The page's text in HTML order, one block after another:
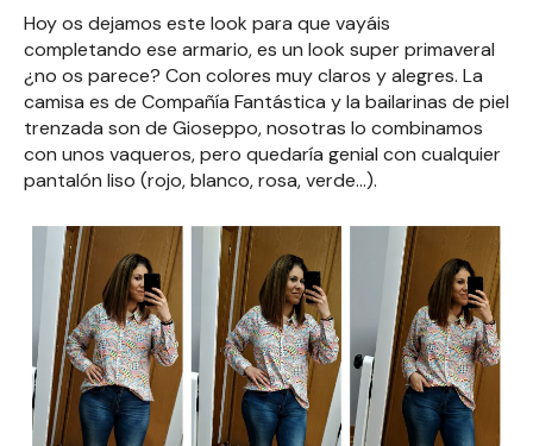
Hoy os dejamos este look para que vayáis
completando ese armario, es un look super primaveral
¿no os parece? Con colores muy claros y alegres. La
camisa es de Compañía Fantástica y la bailarinas de piel
trenzada son de Gioseppo, nosotras lo combinamos
con unos vaqueros, pero quedaría genial con cualquier
pantalón liso (rojo, blanco, rosa, verde...).